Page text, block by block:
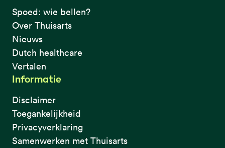
Spoed: wie bellen?
Over Thuisarts
Nieuws
Dutch healthcare
Vertalen
Informatie
Disclaimer
Toegankelijkheid
Privacyverklaring
Samenwerken met Thuisarts